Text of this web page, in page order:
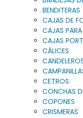
BENDITERAS
CAJAS DE
CAJAS
CAJAS
CÁLICES
CETROS
CONCHAS
COPONES
CRISMERAS